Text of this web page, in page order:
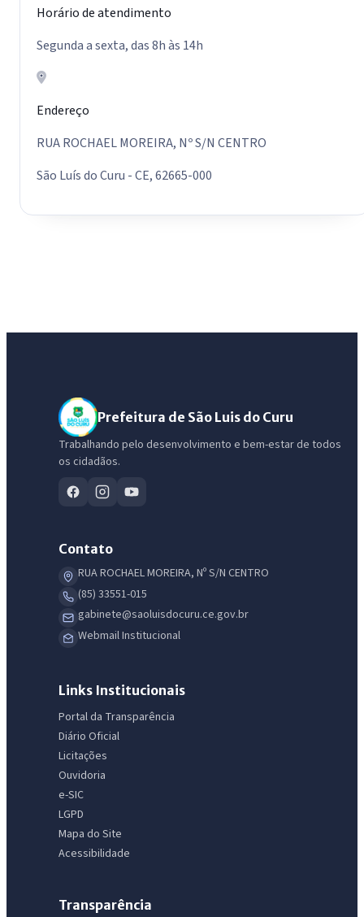
Horário de atendimento
Segunda a sexta, das 8h às 14h
Endereço
RUA ROCHAEL MOREIRA, Nº S/N CENTRO
São Luís do Curu - CE, 62665-000
Prefeitura de São Luis do Curu
Trabalhando pelo desenvolvimento e bem-estar de todos
os cidadãos.
Contato
RUA ROCHAEL MOREIRA, Nº S/N CENTRO
(85) 33551-015
gabinete@saoluisdocuru.ce.gov.br
Webmail Institucional
Links Institucionais
Portal da Transparência
Diário Oficial
Licitações
Ouvidoria
e-SIC
LGPD
Mapa do Site
Acessibilidade
Transparência